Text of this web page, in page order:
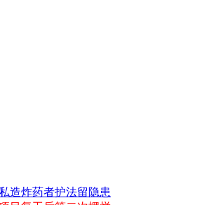
造炸药者护法留隐患